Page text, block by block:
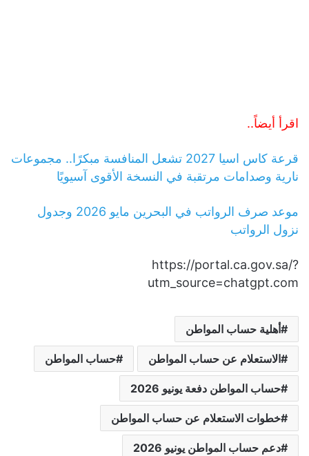
اقرأ أيضاً..
قرعة كاس اسيا 2027 تشعل المنافسة مبكرًا.. مجموعات
نارية وصدامات مرتقبة في النسخة الأقوى آسيويًا
موعد صرف الرواتب في البحرين مايو 2026 وجدول
نزول الرواتب
https://portal.ca.gov.sa/?
utm_source=chatgpt.com
أهلية حساب المواطن
الاستعلام عن حساب المواطن حساب المواطن
حساب المواطن دفعة يونيو 2026
خطوات الاستعلام عن حساب المواطن
دعم حساب المواطن يونيو 2026